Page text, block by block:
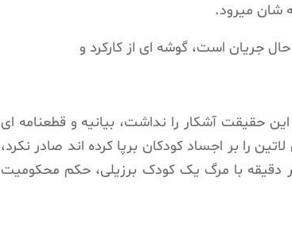
شان میرود.
جریان است، گوشه ای از کارکرد و
حقیقت آشکار را نداشت، بیانیه و قطعنامه ای
را بر اجساد کودکان برپا کرده اند صادر نکرد،
دقیقه با مرگ یک کودک برزیلی، حکم محکومیت